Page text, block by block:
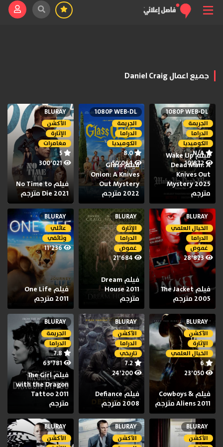
جميع اعمال Daniel Craig
1080P WEB-DL
الجريمة
الدراما
الكوميديا
N/A
فيلم Wake Up
Dead Man: A
Knives Out
Mystery 2025
مترجم
1080P WEB-DL
الجريمة
الدراما
الكوميديا
8.0
50٬064
فيلم Glass
Onion: A Knives
Out Mystery
2022 مترجم
BLURAY
الأكشن
الإثارة
مغامرات
5
300٬021
فيلم No Time to
Die 2021 مترجم
BLURAY
الخيال العلمي
الدراما
غموض
28٬823
فيلم The Jacket
2005 مترجم
BLURAY
الإثارة
الدراما
غموض
21٬684
فيلم Dream
House 2011
مترجم
BLURAY
عائلي
وثائقي
11٬236
فيلم One Life
2011 مترجم
BLURAY
الأكشن
الإثارة
الخيال العلمي
6
فيلم Cowboys &
Aliens 2011 مترجم
BLURAY
الأكشن
الدراما
تاريخي
7.2
24٬200
فيلم Defiance
2008 مترجم
BLURAY
الجريمة
الدراما
فيلم The Girl
with the Dragon
Tattoo 2011
مترجم
BLURAY
الأكشن
BLURAY
الأكشن
BLURAY
الأكشن